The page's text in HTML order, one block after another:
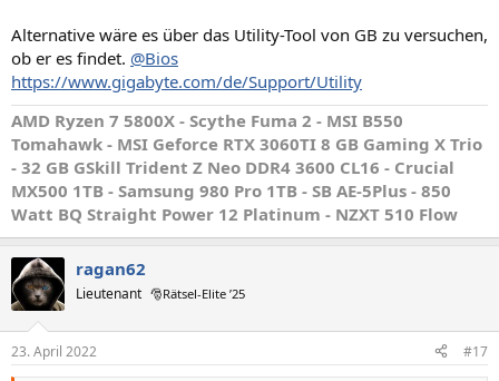
Alternative wäre es über das Utility-Tool von GB zu versuchen,
ob er es findet. @Bios
https://www.gigabyte.com/de/Support/Utility
AMD Ryzen 7 5800X - Scythe Fuma 2 - MSI B550
Tomahawk - MSI Geforce RTX 3060TI 8 GB Gaming X Trio
- 32 GB GSkill Trident Z Neo DDR4 3600 CL16 - Crucial
MX500 1TB - Samsung 980 Pro 1TB - SB AE-5Plus - 850
Watt BQ Straight Power 12 Platinum - NZXT 510 Flow
ragan62
Lieutenant 🎅Rätsel-Elite ’25
23. April 2022 #17